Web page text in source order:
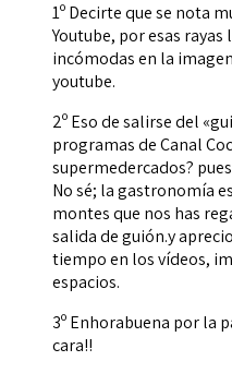
1º Decirte que se nota
Youtube, por esas
incómodas en la
youtube.
2º Eso de salirse del
programas de Canal
supermedercados?
No sé; la gastronomía
montes que nos has
salida de guión.y
tiempo en los vídeos,
espacios.
3º Enhorabuena por la
cara!!